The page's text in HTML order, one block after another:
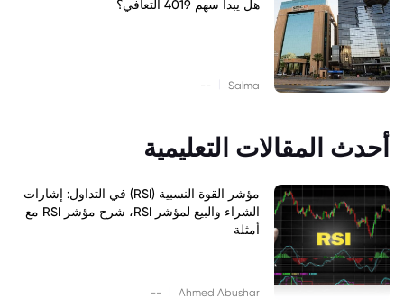
هل يبدأ سهم 4019 التعافي؟
Salma
--
أحدث المقالات التعليمية
مؤشر القوة النسبية (RSI) في التداول: إشارات
الشراء والبيع لمؤشر RSI، شرح مؤشر RSI مع
أمثلة
Ahmed Abushar
--